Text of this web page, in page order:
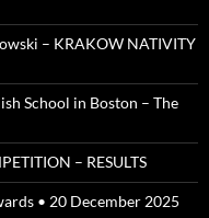
– KRAKOW NATIVITY
School in Boston – The
– RESULTS
• 20 December 2025